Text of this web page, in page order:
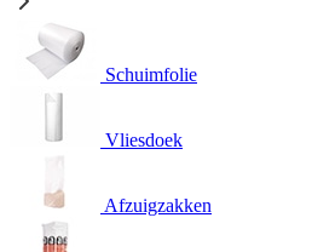
Schuimfolie
Vliesdoek
Afzuigzakken